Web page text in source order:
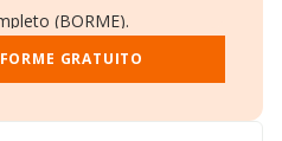
(BORME).
y Empleados.
y Administradores.
GRATUITO